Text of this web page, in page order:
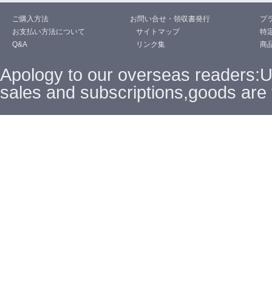
ご購入方法
お支払い方法について
Q&A
お問い合せ・領収書発行
サイトマップ
リンク集
プ
特
商
Apology to our overseas
sales and subscriptions,goods